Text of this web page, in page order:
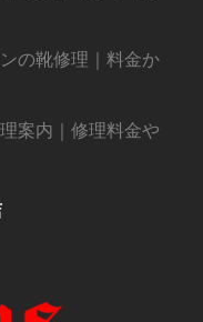
の靴修理｜料金か
案内｜修理料金や